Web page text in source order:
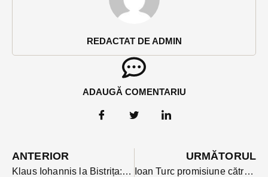
REDACTAT DE ADMIN
ADAUGĂ COMENTARIU
ANTERIOR
Klaus Iohannis la Bistrița: ”eu nu sunt cu PSD-ul într-o competiție electorală, eu sunt cu PSD-ul în război” VIDEO
URMĂTORUL
Ioan Turc promisiune către Iohannis: ”anul viitor vom trimite cea mai puternică organizație PSD din Ardeal să se reformeze în liniște”